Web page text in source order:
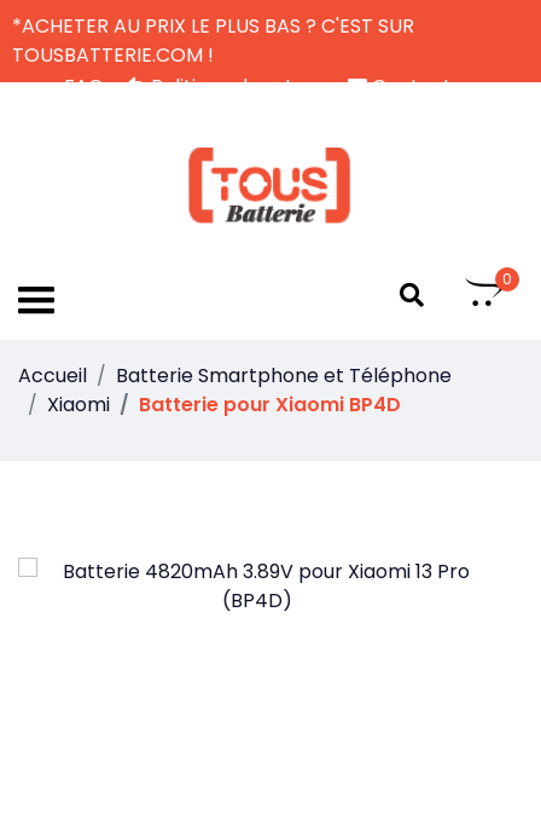
*ACHETER AU PRIX LE PLUS BAS ? C'EST SUR
TOUSBATTERIE.COM !
FAQ
Politique de retour
Contactez-nous
0
Accueil
Batterie Smartphone et Téléphone
Xiaomi
Batterie pour Xiaomi BP4D